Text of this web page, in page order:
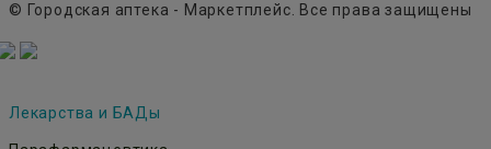
© Городская аптека - Маркетплейс. Все права защищены
Лекарства и БАДы